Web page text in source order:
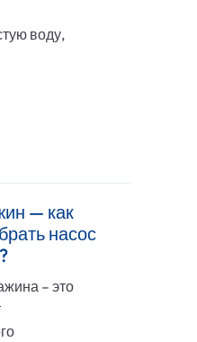
воду,
— как
насос
– это